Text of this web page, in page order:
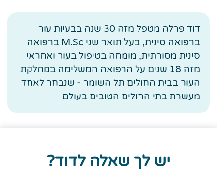
דוד פרלה מטפל מזה 30 שנה בבעיות עור
ברפואה סינית, בעל תואר שני M.Sc ברפואה
סינית מסורתית, מומחה בטיפול בעור ואחראי
מזה 18 שנים על הרפואה המשלימה במחלקת
העור בבית החולים תל השומר - שנבחר לאחד
מעשרת בתי החולים הטובים בעולם
יש לך שאלה לדוד?